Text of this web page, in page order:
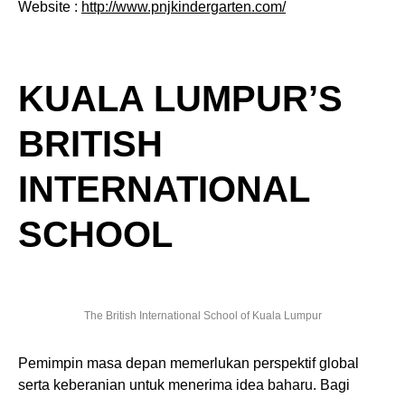
Website : http://www.pnjkindergarten.com/
KUALA LUMPUR’S
BRITISH
INTERNATIONAL
SCHOOL
The British International School of Kuala Lumpur
Pemimpin masa depan memerlukan perspektif global
serta keberanian untuk menerima idea baharu. Bagi